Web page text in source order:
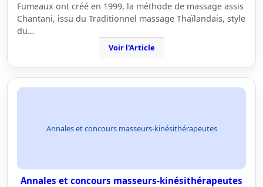
Fumeaux ont créé en 1999, la méthode de massage assis
Chantani, issu du Traditionnel massage Thaïlandais, style
du…
Voir l'Article
Annales et concours masseurs-kinésithérapeutes
Annales et concours masseurs-kinésithérapeutes